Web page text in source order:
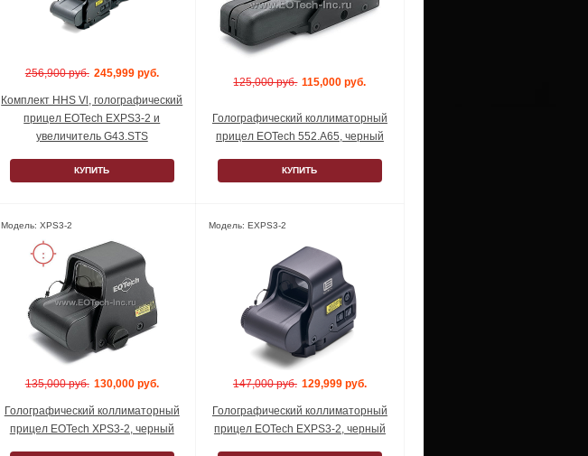
256,900 руб. 245,999 руб.
Комплект HHS Vl, голографический
прицел EOTech EXPS3-2 и
увеличитель G43.STS
КУПИТЬ
125,000 руб. 115,000 руб.
Голографический коллиматорный
прицел EOTech 552.A65, черный
КУПИТЬ
Модель: XPS3-2
135,000 руб. 130,000 руб.
Голографический коллиматорный
прицел EOTech XPS3-2, черный
Модель: EXPS3-2
147,000 руб. 129,999 руб.
Голографический коллиматорный
прицел EOTech EXPS3-2, черный